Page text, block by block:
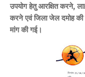
उपयोग हेतु आरक्षित करने,
करने एवं जिला जेल दमोह की
मांग की गई।